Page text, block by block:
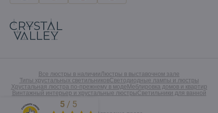
Все люстры в наличииЛюстры в выставочном зале
Типы хрустальных светильниковСветодиодные лампы и люстры
Хрустальная люстра по-прежнему в моде Меблировка домов и квартир
Винтажный интерьер и хрустальные люстрыСветильники для ванной
Excellent
5 / 5